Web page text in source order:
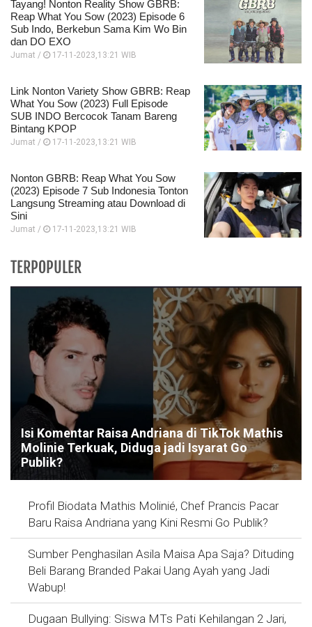
Tayang! Nonton Reality Show GBRB:
Reap What You Sow (2023) Episode 6
Sub Indo, Berkebun Sama Kim Wo Bin
dan DO EXO
Jumat / 17-11-2023,13:21 WIB
Link Nonton Variety Show GBRB: Reap
What You Sow (2023) Full Episode
SUB INDO Bercocok Tanam Bareng
Bintang KPOP
Jumat / 17-11-2023,13:21 WIB
Nonton GBRB: Reap What You Sow
(2023) Episode 7 Sub Indonesia Tonton
Langsung Streaming atau Download di
Sini
Jumat / 17-11-2023,13:21 WIB
TERPOPULER
Isi Komentar Raisa Andriana di TikTok Mathis
Molinie Terkuak, Diduga jadi Isyarat Go
Publik?
Profil Biodata Mathis Molinié, Chef Prancis Pacar
Baru Raisa Andriana yang Kini Resmi Go Publik?
Sumber Penghasilan Asila Maisa Apa Saja? Dituding
Beli Barang Branded Pakai Uang Ayah yang Jadi
Wabup!
Dugaan Bullying: Siswa MTs Pati Kehilangan 2 Jari,